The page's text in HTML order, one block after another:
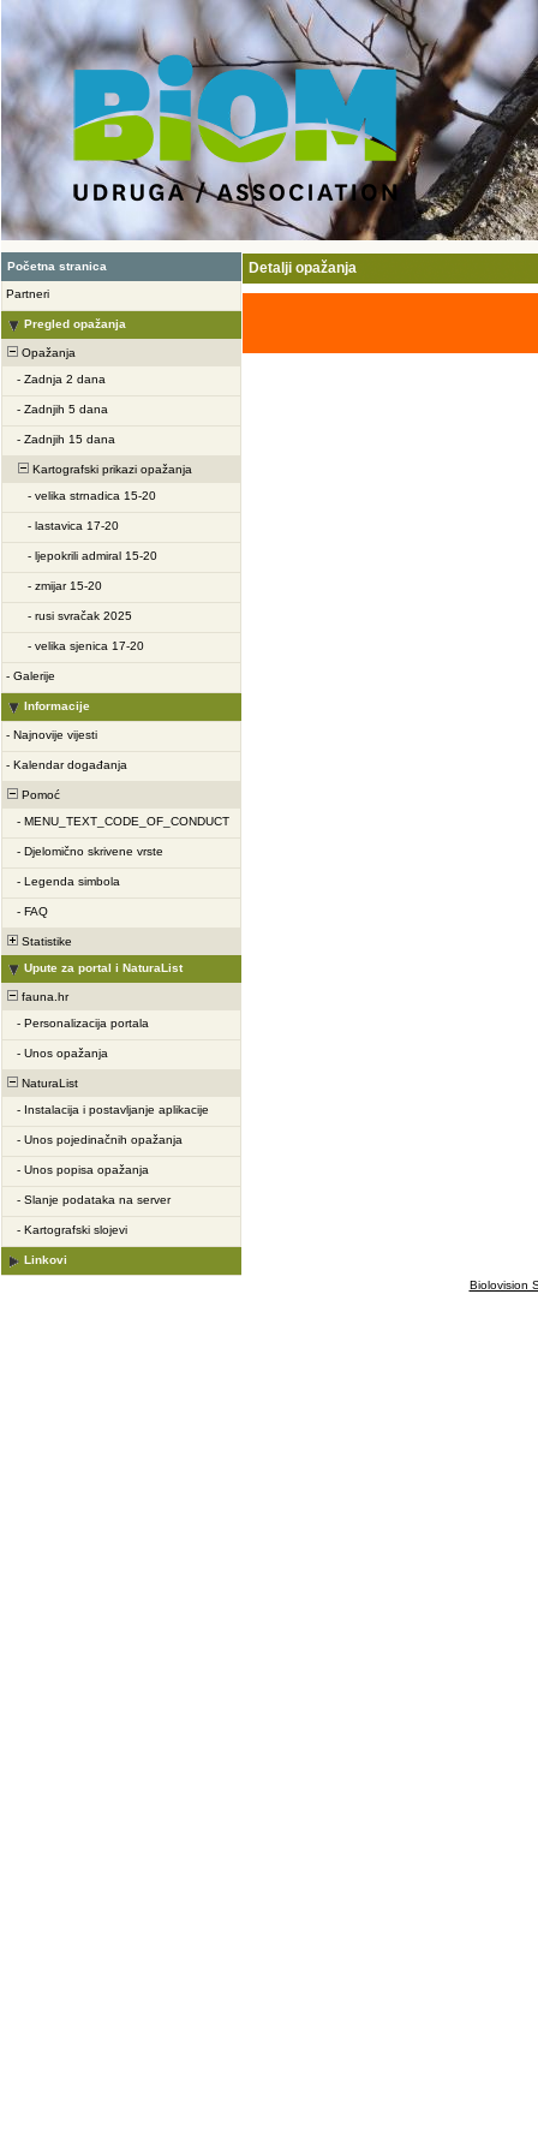
Početna stranica
Partneri
Pregled opažanja
Opažanja
- Zadnja 2 dana
- Zadnjih 5 dana
- Zadnjih 15 dana
Kartografski prikazi opažanja
- velika strnadica 15-20
- lastavica 17-20
- ljepokrili admiral 15-20
- zmijar 15-20
- rusi svračak 2025
- velika sjenica 17-20
- Galerije
Informacije
- Najnovije vijesti
- Kalendar događanja
Pomoć
- MENU_TEXT_CODE_OF_CONDUCT
- Djelomično skrivene vrste
- Legenda simbola
- FAQ
Statistike
Upute za portal i NaturaList
fauna.hr
- Personalizacija portala
- Unos opažanja
NaturaList
- Instalacija i postavljanje aplikacije
- Unos pojedinačnih opažanja
- Unos popisa opažanja
- Slanje podataka na server
- Kartografski slojevi
Linkovi
Detalji opažanja
Biolovision